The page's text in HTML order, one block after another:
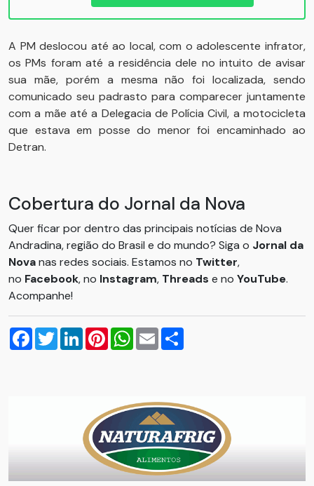
A PM deslocou até ao local, com o adolescente infrator,
os PMs foram até a residência dele no intuito de avisar
sua mãe, porém a mesma não foi localizada, sendo
comunicado seu padrasto para comparecer juntamente
com a mãe até a Delegacia de Polícia Civil, a motocicleta
que estava em posse do menor foi encaminhado ao
Detran.
Cobertura do Jornal da Nova
Quer ficar por dentro das principais notícias de Nova
Andradina, região do Brasil e do mundo? Siga o Jornal da
Novanas redes sociais. Estamos no Twitter,
no Facebook, no Instagram, Threads e no YouTube.
Acompanhe!
Facebook
TwitterLinkedInPinterestWhatsApp
Email